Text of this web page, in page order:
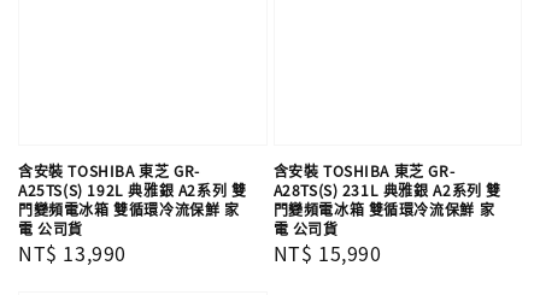
含安裝 TOSHIBA 東芝 GR-
A25TS(S) 192L 典雅銀 A2系列 雙
門變頻電冰箱 雙循環冷流保鮮 家
電 公司貨
Regular
NT$ 13,990
含安裝 TOSHIBA 東芝 GR-
A28TS(S) 231L 典雅銀 A2系列 雙
門變頻電冰箱 雙循環冷流保鮮 家
電 公司貨
Regular
NT$ 15,990